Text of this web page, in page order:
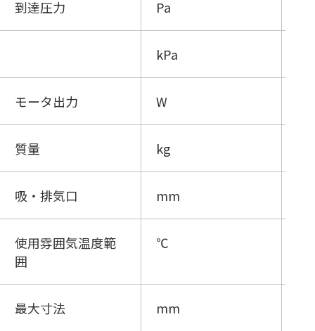
到達圧力 Pa
kPa
モータ出力 W
質量 kg
吸・排気口 mm
使用雰囲気温度範
囲
℃
最大寸法 mm